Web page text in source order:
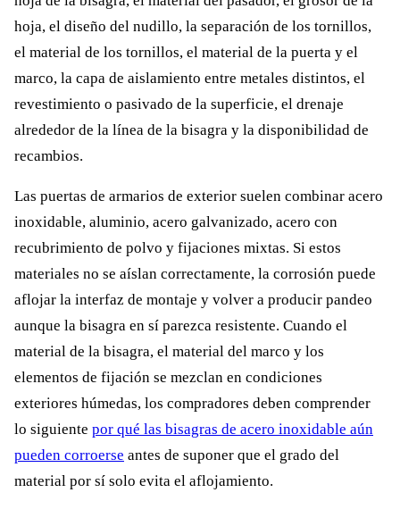
hoja, el diseño del nudillo, la separación de los tornillos,
el material de los tornillos, el material de la puerta y el
marco, la capa de aislamiento entre metales distintos, el
revestimiento o pasivado de la superficie, el drenaje
alrededor de la línea de la bisagra y la disponibilidad de
recambios.
Las puertas de armarios de exterior suelen combinar acero
inoxidable, aluminio, acero galvanizado, acero con
recubrimiento de polvo y fijaciones mixtas. Si estos
materiales no se aíslan correctamente, la corrosión puede
aflojar la interfaz de montaje y volver a producir pandeo
aunque la bisagra en sí parezca resistente. Cuando el
material de la bisagra, el material del marco y los
elementos de fijación se mezclan en condiciones
exteriores húmedas, los compradores deben comprender
lo siguiente por qué las bisagras de acero inoxidable aún
pueden corroerse antes de suponer que el grado del
material por sí solo evita el aflojamiento.